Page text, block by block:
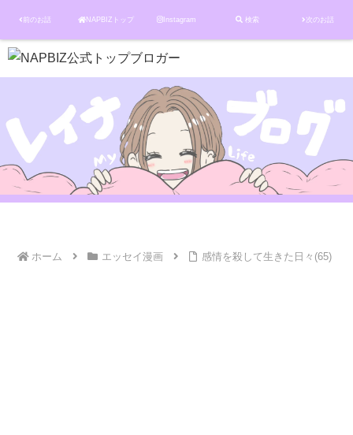
前のお話 NAPBIZトップ Instagram 検索 次のお話
ホーム エッセイ漫画 感情を殺して生きた日々(65)